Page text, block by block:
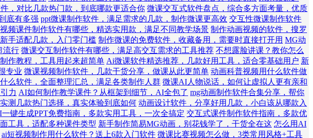
，对比几款热门款，到底哪款更适合你 微课交互式软件盘点，综合多方面考量，优质
底有多强 ppt微课制作软件，满足需求的几款，制作微课更高效 交互性微课制作软件
视频课件制作软件有哪些，精选实用款，满足不同教学场景 制作动画视频的软件，搜罗
手适配几款，入门零门槛 制作微课的免费软件，收藏备用，需要时直接打开用 MG动
流行 微课交互制作软件有哪些，满足高交互需求的工具推荐 不想露脸讲课？教你怎么
作教程，工具用起来超简单 Ai微课软件精选推荐，几款好用工具，适合零基础用户 新
专业 微课视频制作软件，几款干货分享，做课从此更简单 动画科普视频用什么软件做
么软件，全面整理汇总，满足各类制作人群 微课AI人物说话，如何让虚拟人更有亲和
力 AI如何制作教学课件？从框架到细节，AI全包了 mg动画制作软件合集分享，帮你
测几款热门选择，真实体验到底如何 动画设计软件，分享好用几款，小白该从哪款入
一键生成PPT免费指南，多款实用工具，一次全搞定 交互式课件制作软件指南，多款优
工具，适配多种课件类型 新手制作简易MG动画，别花钱学了，干货全在这 怎么用AI
ai短视频制作用什么软件？送上6款入门软件 微课比赛视频怎么做，3类常用风格+工具